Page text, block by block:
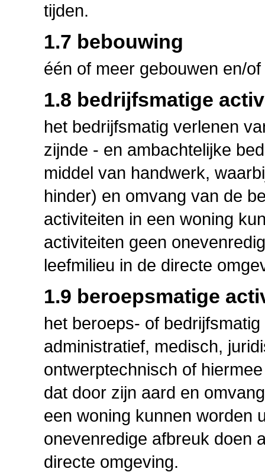
tijden.
1.7 bebouwing
één of meer gebouwen en/
1.8 bedrijfsmatige
het bedrijfsmatig verlenen
zijnde - en ambachtelijke
middel van handwerk,
hinder) en omvang van de
activiteiten in een woning
activiteiten geen
leefmilieu in de directe
1.9 beroepsmatige
het beroeps- of
administratief, medisch,
ontwerptechnisch of
dat door zijn aard en
een woning kunnen worden
onevenredige afbreuk doen
directe omgeving.